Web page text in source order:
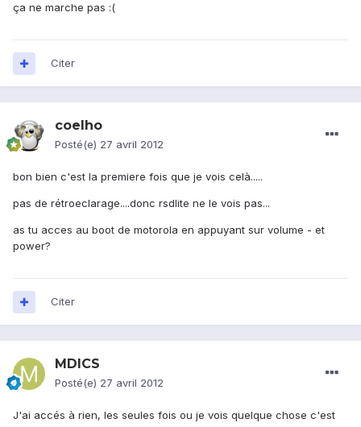
ça ne marche pas :(
Citer
coelho
Posté(e) 27 avril 2012
bon bien c'est la premiere fois que je vois celà.....
pas de rétroeclarage....donc rsdlite ne le vois pas...
as tu acces au boot de motorola en appuyant sur volume - et
power?
Citer
MDICS
Posté(e) 27 avril 2012
J'ai accés à rien, les seules fois ou je vois quelque chose c'est